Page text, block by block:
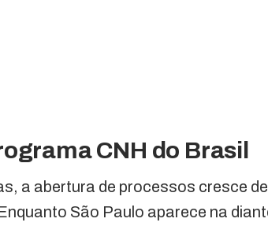
CNH do Brasil
a abertura de processos cresce
São Paulo aparece na